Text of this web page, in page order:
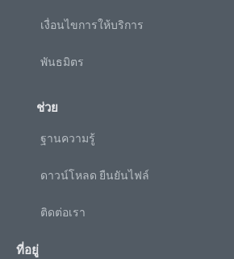
เงื่อนไขการให้บริการ
พันธมิตร
ช่วย
ฐานความรู้
ดาวน์โหลด ยืนยันไฟล์
ติดต่อเรา
ที่อยู่